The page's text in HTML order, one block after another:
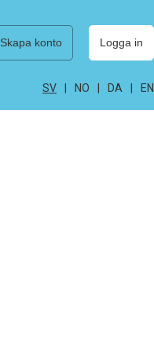
Logga in
Skapa konto
SV NO DA EN